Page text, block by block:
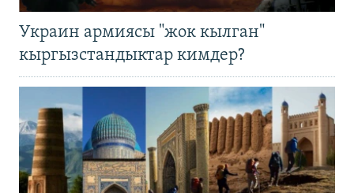
Украин армиясы "жок кылган"
кыргызстандыктар кимдер?